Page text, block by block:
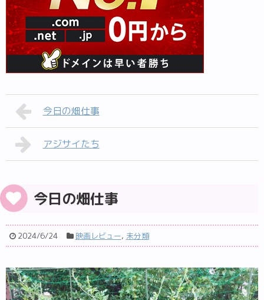
今日の畑仕事
アジサイたち
今日の畑仕事
2024/6/24 映画レビュー, 未分類